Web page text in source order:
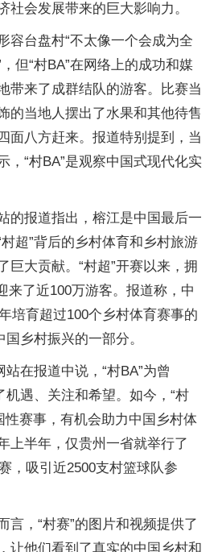
社会发展带来的巨大影响力。
容台盘村“不太像一个会成为全
但“村BA”在网络上的成功和媒
带来了成群结队的游客。比赛当
的当地人摆出了水果和其他待售
面八方赶来。报道特别提到，当
，“村BA”是观察中国式现代化实
的报道指出，榕江是中国最后一
超”背后的乡村体育和乡村旅游
巨大贡献。“村超”开赛以来，拥
来了近100万游客。报道称，中
培育超过100个乡村体育赛事的
国乡村振兴的一部分。
站在报道中说，“村BA”为曾
机遇、关注和希望。如今，“村
性赛事，有机会助力中国乡村体
上半年，仅贵州一省就举行了
，吸引近2500支村篮球队参
言，“村赛”的图片和视频提供了
让他们看到了真实的中国乡村和